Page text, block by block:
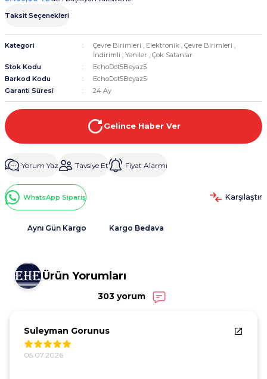
Taksit Seçenekleri
Kategori Çevre Birimleri , Elektronik , Çevre Birimleri ,
İndirimli , Yeniler , Çok Satanlar
Stok Kodu
EchoDot5Beyaz5
Barkod Kodu
EchoDot5Beyaz5
Garanti Süresi
24 Ay
Gelince Haber Ver
Yorum Yaz Tavsiye Et Fiyat Alarmı
WhatsApp Sipariş Karşılaştır
Aynı Gün Kargo Kargo Bedava
Ürün Yorumları
303 yorum
Suleyman Gorunus
05.07.2026